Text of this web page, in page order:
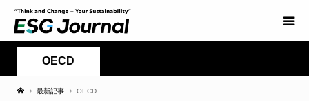
OECD
最新記事 OECD